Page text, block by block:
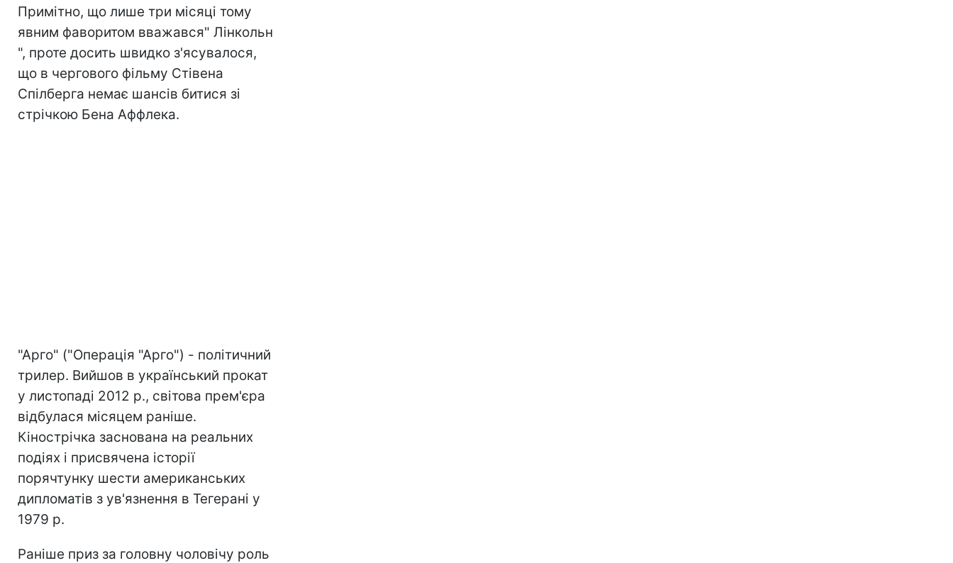
Примітно, що лише три місяці тому
явним фаворитом вважався" Лінкольн
", проте досить швидко з'ясувалося,
що в чергового фільму Стівена
Спілберга немає шансів битися зі
стрічкою Бена Аффлека.
"Арго" ("Операція "Арго") - політичний
трилер. Вийшов в український прокат
у листопаді 2012 р., світова прем'єра
відбулася місяцем раніше.
Кінострічка заснована на реальних
подіях і присвячена історії
порячтунку шести американських
дипломатів з ув'язнення в Тегерані у
1979 р.
Раніше приз за головну чоловічу роль